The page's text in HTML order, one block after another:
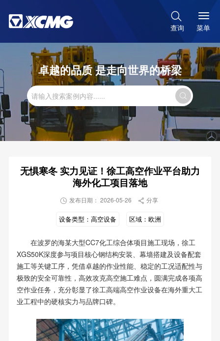

查询 菜单
卓越的品质 是走向世界的桥梁

无惧寒冬 实力见证！徐工高空作业平台助力
海外化工项目落地
 发布日期： 2026-05-26  分享
设备类型： 高空设备 区域： 欧洲
在波罗的海某大型CC7化工综合体项目施工现场，徐工
XGS50K深度参与项目核心钢结构安装、幕墙搭建及设备配套
施工等关键工序，凭借卓越的作业性能、稳定的工况适配性与
极致的安全可靠性，高效攻克高空施工难点，圆满完成各项高
空作业任务，充分彰显了徐工高端高空作业设备在海外重大工
业工程中的硬核实力与品牌口碑。